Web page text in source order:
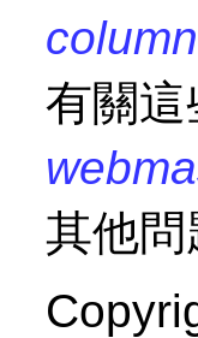
有關
其他問